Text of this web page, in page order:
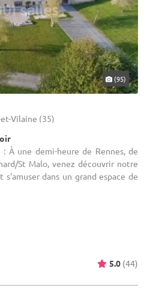
(95)
Vilaine (35)
À une demi-heure de Rennes, de
St Malo, venez découvrir notre
dans un grand espace de
5.0 (44)